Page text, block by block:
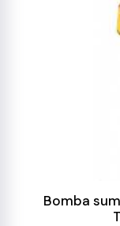
Bomba